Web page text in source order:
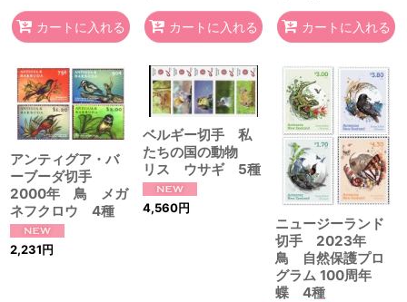
カートに入れる カートに入れる カートに入れる
アンティグア・バ
ーブーダ切手
2000年 鳥 メガ
ネフクロウ 4種
2,231円
ベルギー切手 私
たちの国の動物
リス ウサギ 5種
4,560円
ニュージーランド
切手 2023年
鳥 自然保護プロ
グラム 100周年
蝶 4種